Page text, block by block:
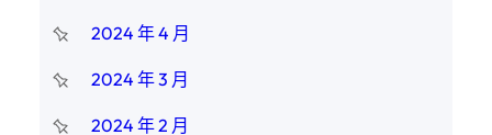
2024 年 4 月
2024 年 3 月
2024 年 2 月